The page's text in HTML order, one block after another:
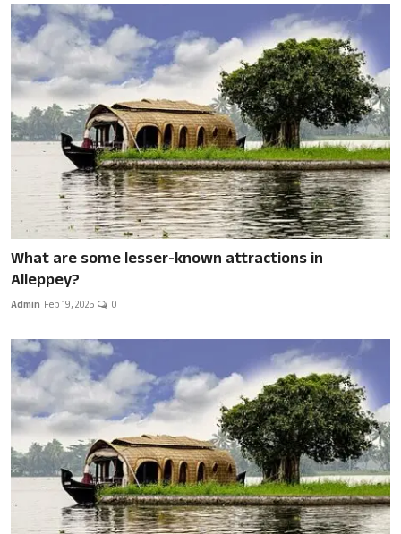
What are some lesser-known attractions in
Alleppey?
Admin Feb 19, 2025 0